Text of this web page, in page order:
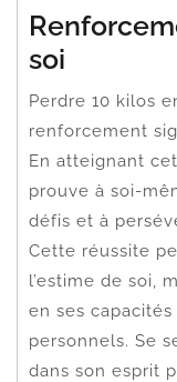
soi
Perdre 10 kilos
renforcement
En atteignant
prouve à soi-
défis et à
Cette réussite
l’estime de soi,
en ses
personnels. Se
dans son esprit